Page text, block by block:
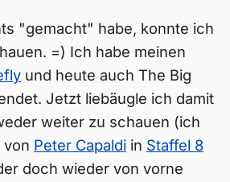
"gemacht" habe, konnte ich
=) Ich habe meinen
und heute auch The Big
Jetzt liebäugle ich damit
weiter zu schauen (ich
von Peter Capaldi in Staffel 8
doch wieder von vorne